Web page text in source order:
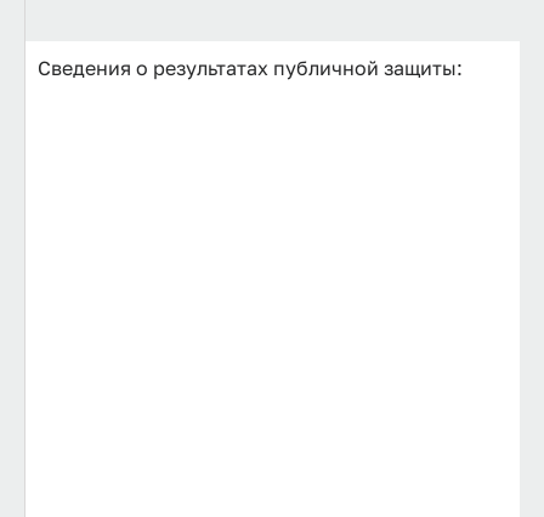
Сведения о результатах публичной защиты: